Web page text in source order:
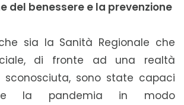
del benessere e la prevenzione
sia la Sanità Regionale che
di fronte ad una realtà
sono state capaci
la pandemia in modo